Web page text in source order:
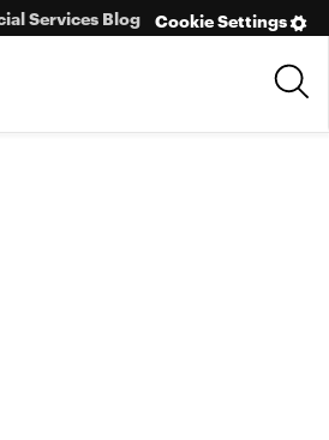
Cookie Settings
Services Blog